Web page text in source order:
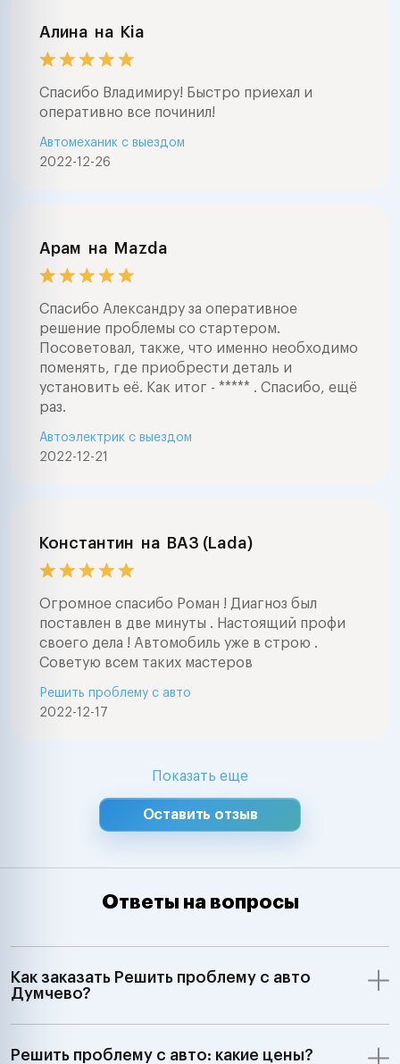
Алина на Kia
Спасибо Владимиру! Быстро приехал и
оперативно все починил!
2022-12-26
Автомеханик с выездом
Арам на Mazda
Спасибо Александру за оперативное
решение проблемы со стартером.
Посоветовал, также, что именно необходимо
поменять, где приобрести деталь и
установить её. Как итог - ***** . Спасибо, ещё
раз.
2022-12-21
Автоэлектрик с выездом
Константин на ВАЗ (Lada)
Огромное спасибо Роман ! Диагноз был
поставлен в две минуты . Настоящий профи
своего дела ! Автомобиль уже в строю .
Советую всем таких мастеров
2022-12-17
Решить проблему с авто
Показать еще
Оставить отзыв
Ответы на вопросы
Как заказать Решить проблему с авто
Думчево?
Решить проблему с авто: какие цены?